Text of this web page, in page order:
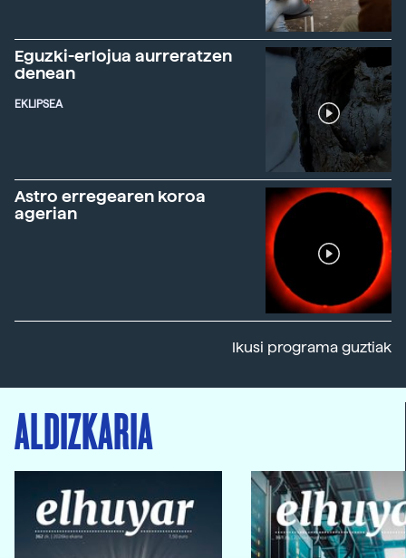
Eguzki-erlojua aurreratzen
denean
EKLIPSEA
Astro erregearen koroa
agerian
Ikusi programa guztiak
ALDIZKARIA